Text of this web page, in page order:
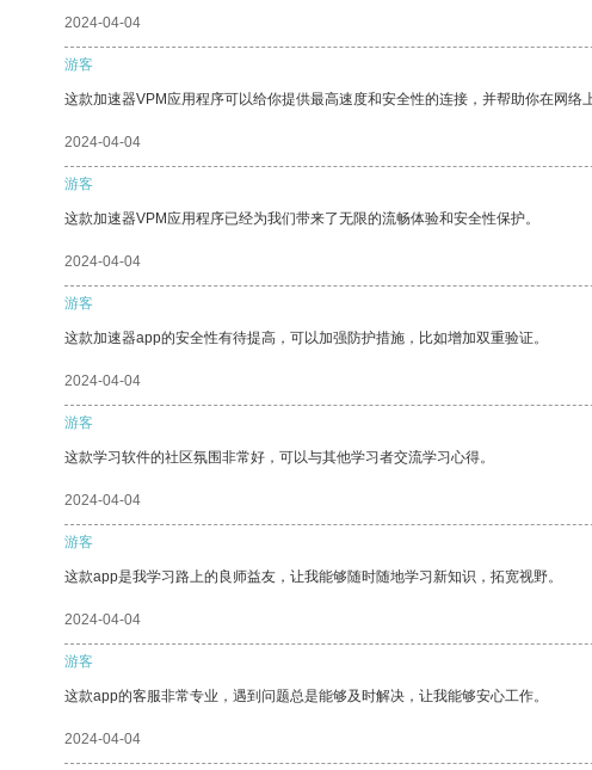
2024-04-04
游客
这款加速器VPM应用程序可以给你提供最高速度和安全性的连接，并帮助你在网络
2024-04-04
游客
这款加速器VPM应用程序已经为我们带来了无限的流畅体验和安全性保护。
2024-04-04
游客
这款加速器app的安全性有待提高，可以加强防护措施，比如增加双重验证。
2024-04-04
游客
这款学习软件的社区氛围非常好，可以与其他学习者交流学习心得。
2024-04-04
游客
这款app是我学习路上的良师益友，让我能够随时随地学习新知识，拓宽视野。
2024-04-04
游客
这款app的客服非常专业，遇到问题总是能够及时解决，让我能够安心工作。
2024-04-04